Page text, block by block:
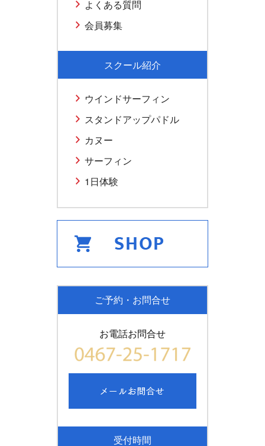
よくある質問
会員募集
スクール紹介
ウインドサーフィン
スタンドアップパドル
カヌー
サーフィン
1日体験
ご予約・お問合せ
お電話お問合せ
受付時間